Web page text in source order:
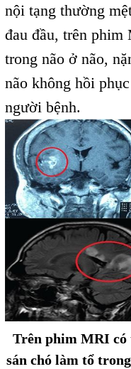
nội tạng thường
đau đầu, trên phim
trong não ở não,
não không hồi
người bệnh.
Trên phim MRI có
sán chó làm tổ